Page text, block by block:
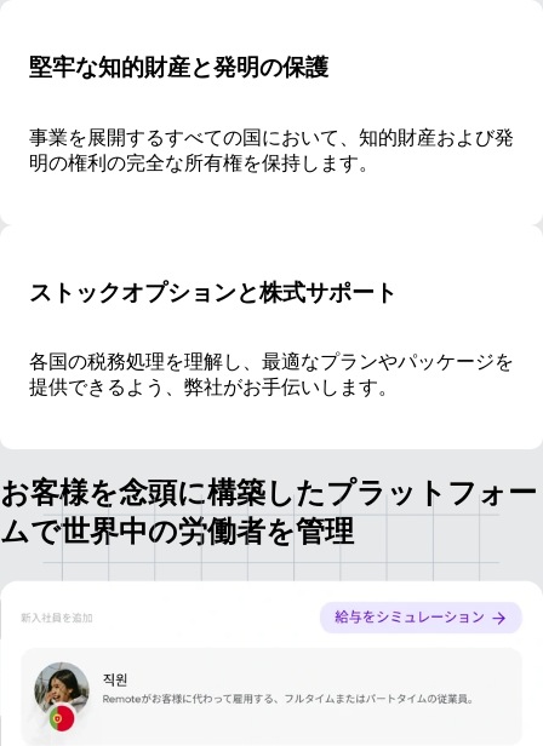
堅牢な知的財産と発明の保護
事業を展開するすべての国において、知的財産および発
明の権利の完全な所有権を保持します。
ストックオプションと株式サポート
各国の税務処理を理解し、最適なプランやパッケージを
提供できるよう、弊社がお手伝いします。
お客様を念頭に構築したプラットフォー
ムで世界中の労働者を管理
給与計算と税金計算がスムーズに
世界中どこでも、スムーズに給与を処理し、納税できます。